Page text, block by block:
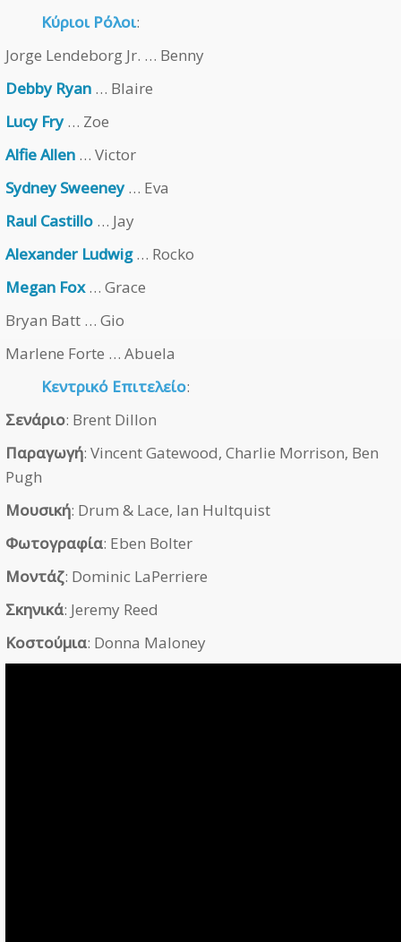
Κύριοι Ρόλοι:
Jorge Lendeborg Jr. … Benny
Debby Ryan … Blaire
Lucy Fry… Zoe
Alfie Allen … Victor
Sydney Sweeney… Eva
Raul Castillo … Jay
Alexander Ludwig… Rocko
Megan Fox… Grace
Bryan Batt … Gio
Marlene Forte … Abuela
Κεντρικό Επιτελείο:
Σενάριο: Brent Dillon
Παραγωγή: Vincent Gatewood, Charlie Morrison, Ben
Pugh
Μουσική: Drum & Lace, Ian Hultquist
Φωτογραφία: Eben Bolter
Μοντάζ: Dominic LaPerriere
Σκηνικά: Jeremy Reed
Κοστούμια: Donna Maloney